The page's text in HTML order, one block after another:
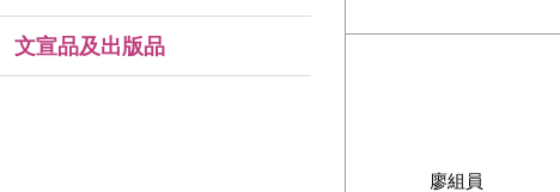
文宣品及出版品
廖組員